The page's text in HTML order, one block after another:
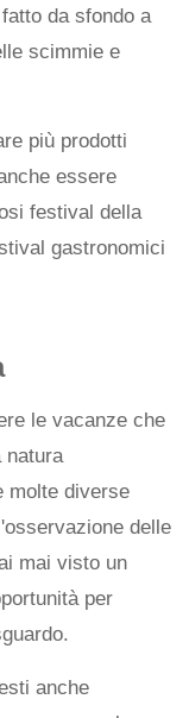
da sfondo a
scimmie e
più prodotti
essere
festival della
gastronomici
le vacanze che
natura
molte diverse
delle
mai visto un
per
anche